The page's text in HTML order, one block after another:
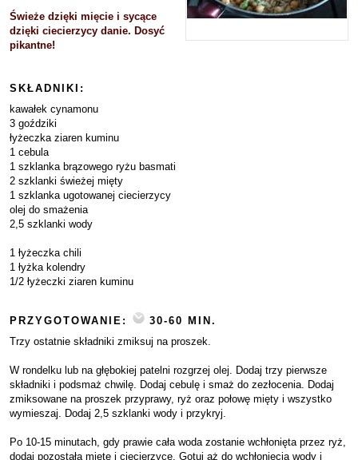
Świeże dzięki mięcie i sycące
dzięki ciecierzycy danie. Dosyć
pikantne!
SKŁADNIKI:
kawałek cynamonu
3 goździki
łyżeczka ziaren kuminu
1 cebula
1 szklanka brązowego ryżu basmati
2 szklanki świeżej mięty
1 szklanka ugotowanej ciecierzycy
olej do smażenia
2,5 szklanki wody
1 łyżeczka chili
1 łyżka kolendry
1/2 łyżeczki ziaren kuminu
PRZYGOTOWANIE:
30-60 MIN.
Trzy ostatnie składniki zmiksuj na proszek.
W rondelku lub na głębokiej patelni rozgrzej olej. Dodaj trzy pierwsze
składniki i podsmaż chwilę. Dodaj cebulę i smaż do zezłocenia. Dodaj
zmiksowane na proszek przyprawy, ryż oraz połowę mięty i wszystko
wymieszaj. Dodaj 2,5 szklanki wody i przykryj.
Po 10-15 minutach, gdy prawie cała woda zostanie wchłonięta przez ryż,
dodaj pozostałą miętę i ciecierzycę. Gotuj aż do wchłonięcia wody i